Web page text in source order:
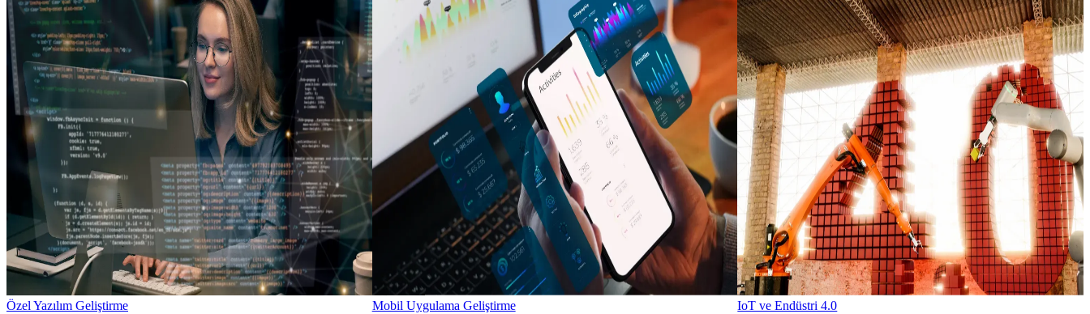
Özel Yazılım Geliştirme
Mobil Uygulama Geliştirme
IoT ve Endüstri 4.0